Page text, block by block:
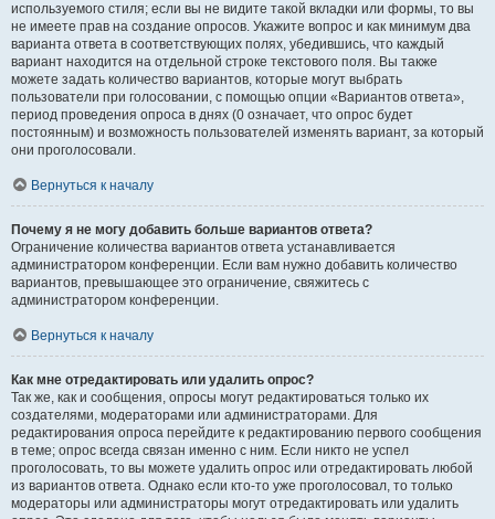
используемого стиля; если вы не видите такой вкладки или формы, то вы
не имеете прав на создание опросов. Укажите вопрос и как минимум два
варианта ответа в соответствующих полях, убедившись, что каждый
вариант находится на отдельной строке текстового поля. Вы также
можете задать количество вариантов, которые могут выбрать
пользователи при голосовании, с помощью опции «Вариантов ответа»,
период проведения опроса в днях (0 означает, что опрос будет
постоянным) и возможность пользователей изменять вариант, за который
они проголосовали.
Вернуться к началу
Почему я не могу добавить больше вариантов ответа?
Ограничение количества вариантов ответа устанавливается
администратором конференции. Если вам нужно добавить количество
вариантов, превышающее это ограничение, свяжитесь с
администратором конференции.
Вернуться к началу
Как мне отредактировать или удалить опрос?
Так же, как и сообщения, опросы могут редактироваться только их
создателями, модераторами или администраторами. Для
редактирования опроса перейдите к редактированию первого сообщения
в теме; опрос всегда связан именно с ним. Если никто не успел
проголосовать, то вы можете удалить опрос или отредактировать любой
из вариантов ответа. Однако если кто-то уже проголосовал, то только
модераторы или администраторы могут отредактировать или удалить